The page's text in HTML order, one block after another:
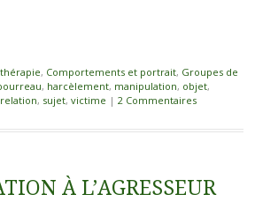
, Comportements et portrait, Groupes de
, harcèlement, manipulation, objet,
relation, sujet, victime | 2 Commentaires
À L’AGRESSEUR